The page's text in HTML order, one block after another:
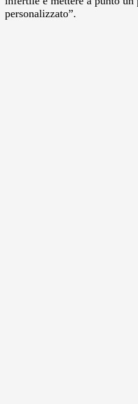
personalizzato”.